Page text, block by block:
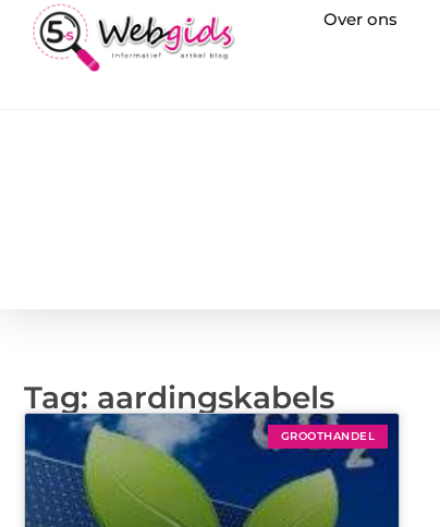
Over ons
Tag: aardingskabels
GROOTHANDEL